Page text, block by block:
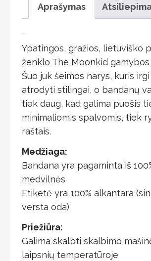
Aprašymas
Ypatingos, gražios, lietuviško
ženklo The Moonkid
Šuo juk šeimos narys, kuris
atrodyti stilingai, o bandanų
tiek daug, kad galima puošis
minimaliomis spalvomis, tiek
raštais.
Medžiaga:
Bandana yra pagaminta iš
medvilnės
Etiketė yra 100% alkantara
versta oda)
Priežiūra:
Galima skalbti skalbimo
laipsnių temperatūroje